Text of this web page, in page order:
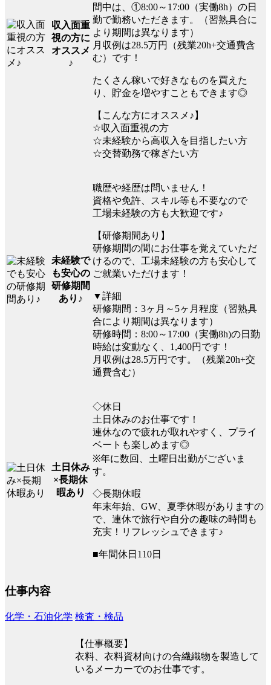
収入面重
視の方に
オススメ
♪
間中は、①8:00～17:00（実働8h）の日
勤で勤務いただきます。（習熟具合に
より期間は異なります）
月収例は28.5万円（残業20h+交通費含
む）です！
たくさん稼いで好きなものを買えた
り、貯金を増やすこともできます◎
【こんな方にオススメ♪】
☆収入面重視の方
☆未経験から高収入を目指したい方
☆交替勤務で稼ぎたい方
未経験で
も安心の
研修期間
あり♪
職歴や経歴は問いません！
資格や免許、スキル等も不要なので
工場未経験の方も大歓迎です♪
【研修期間あり】
研修期間の間にお仕事を覚えていただ
けるので、工場未経験の方も安心して
ご就業いただけます！
▼詳細
研修期間：3ヶ月～5ヶ月程度（習熟具
合により期間は異なります）
研修時間：8:00～17:00（実働8h)の日勤
時給は変動なく、1,400円です！
月収例は28.5万円です。（残業20h+交
通費含む）
土日休み
×長期休
暇あり
◇休日
土日休みのお仕事です！
連休なので疲れが取れやすく、プライ
ベートも楽しめます◎
※年に数回、土曜日出勤がございま
す。
◇長期休暇
年末年始、GW、夏季休暇がありますの
で、連休で旅行や自分の趣味の時間も
充実！リフレッシュできます♪
■年間休日110日
仕事内容
化学・石油化学 検査・検品
【仕事概要】
衣料、衣料資材向けの合繊織物を製造して
いるメーカーでのお仕事です。